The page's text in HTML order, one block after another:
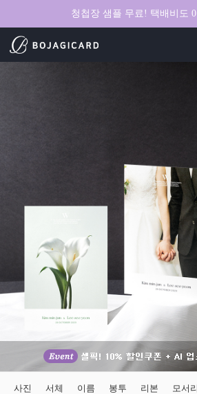
청첩장 샘플 무료! 택배비도
사진 서체 이름 봉투 리본 모서리